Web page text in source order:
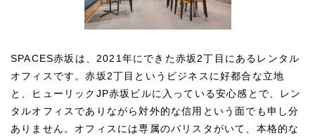
SPACES赤坂は、2021年にできた赤坂2丁目にあるレンタル
オフィスです。赤坂2丁目というビジネスに好都合な立地
と、ヒューリックJP赤坂ビルに入っている安心感とで、レン
タルオフィスでありながら対外的な信用という面でも申し分
ありません。オフィスには専属のバリスタがいて、本格的な